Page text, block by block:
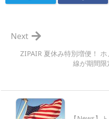
ZIPAIR 夏休み特別増便！ ホ
線が期間
Next